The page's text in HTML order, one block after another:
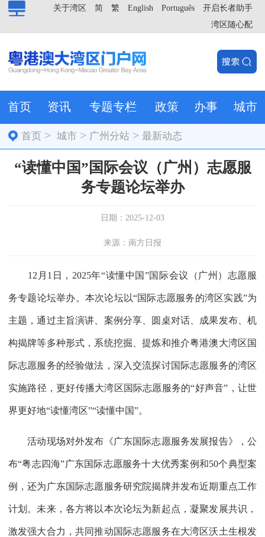
开启长者助手
Português
English
繁
简
关于湾区
湾区随心配
首页 资讯 专题专栏 政策 办事 城市
首页 >城市 > 广州分站 >最新动态
“读懂中国”国际会议（广州）志愿服
务专题论坛举办
日期：2025-12-03
来源：南方日报
12月1日，2025年“读懂中国”国际会议（广州）志愿服
务专题论坛举办。本次论坛以“国际志愿服务的湾区实践”为
主题，通过主旨演讲、案例分享、圆桌对话、成果发布、机
构揭牌等多种形式，系统挖掘、提炼和推介粤港澳大湾区国
际志愿服务的经验做法，深入交流探讨国际志愿服务的湾区
实施路径，更好传播大湾区国际志愿服务的“好声音”，让世
界更好地“读懂湾区”“读懂中国”。
活动现场对外发布《广东国际志愿服务发展报告》，公
布“粤志四海”广东国际志愿服务十大优秀案例和50个典型案
例，还为广东国际志愿服务研究院揭牌并发布近期重点工作
计划。未来，各方将以本次论坛为新起点，凝聚发展共识，
激发强大合力，共同推动国际志愿服务在大湾区沃土生根发